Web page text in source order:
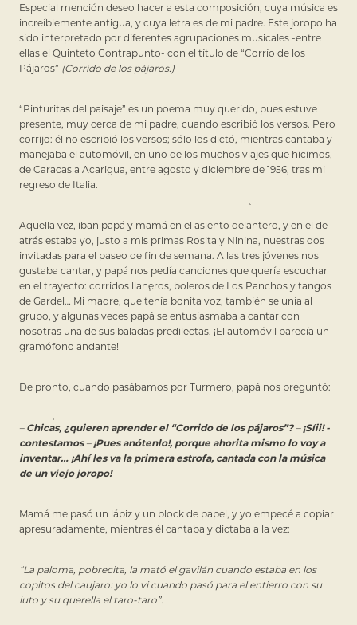
Especial mención deseo hacer a esta composición, cuya música es
increíblemente antigua, y cuya letra es de mi padre. Este joropo ha
sido interpretado por diferentes agrupaciones musicales -entre
ellas el Quinteto Contrapunto- con el título de “Corrío de los
Pájaros” (Corrido de los pájaros.)
“Pinturitas del paisaje” es un poema muy querido, pues estuve
presente, muy cerca de mi padre, cuando escribió los versos. Pero
corrijo: él no escribió los versos; sólo los dictó, mientras cantaba y
manejaba el automóvil, en uno de los muchos viajes que hicimos,
de Caracas a Acarigua, entre agosto y diciembre de 1956, tras mi
regreso de Italia.
Aquella vez, iban papá y mamá en el asiento delantero, y en el de
atrás estaba yo, justo a mis primas Rosita y Ninina, nuestras dos
invitadas para el paseo de fin de semana. A las tres jóvenes nos
gustaba cantar, y papá nos pedía canciones que quería escuchar
en el trayecto: corridos llaneros, boleros de Los Panchos y tangos
de Gardel… Mi madre, que tenía bonita voz, también se unía al
grupo, y algunas veces papá se entusiasmaba a cantar con
nosotras una de sus baladas predilectas. ¡El automóvil parecía un
gramófono andante!
De pronto, cuando pasábamos por Turmero, papá nos preguntó:
– Chicas, ¿quieren aprender el “Corrido de los pájaros”?– ¡Síii! -
contestamos– ¡Pues anótenlo!, porque ahorita mismo lo voy a
inventar… ¡Ahí les va la primera estrofa, cantada con la música
de un viejo joropo!
Mamá me pasó un lápiz y un block de papel, y yo empecé a copiar
apresuradamente, mientras él cantaba y dictaba a la vez:
“La paloma, pobrecita, la mató el gavilán cuando estaba en los
copitos del caujaro: yo lo vi cuando pasó para el entierro con su
luto y su querella el taro-taro”.